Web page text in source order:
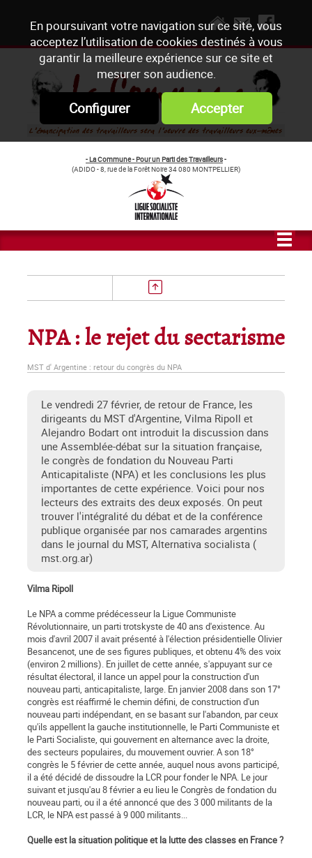
En poursuivant votre navigation sur ce site, vous
acceptez l’utilisation de cookies destinés à vous
garantir la meilleure expérience sur ce site et
mesurer son audience.
Configurer Accepter
- La Commune - Pour un Parti des Travailleurs-
(ADIDO - 8, rue de la Forêt Noire 34 080 MONTPELLIER)
NPA : le rejet du sectarisme
MST d' Argentine : retour du congrès du NPA
Le vendredi 27 février, de retour de France, les
dirigeants du MST d'Argentine, Vilma Ripoll et
Alejandro Bodart ont introduit la discussion dans
une Assemblée-débat sur la situation française,
le congrès de fondation du Nouveau Parti
Anticapitaliste (NPA) et les conclusions les plus
importantes de cette expérience. Voici pour nos
lecteurs des extraits des deux exposés. On peut
trouver l'intégralité du débat et de la conférence
publique organisée par nos camarades argentins
dans le journal du MST, Alternativa socialista (
mst.org.ar)
Vilma Ripoll
Le NPA a comme prédécesseur la Ligue Communiste
Révolutionnaire, un parti trotskyste de 40 ans d'existence. Au
mois d'avril 2007 il avait présenté à l'élection présidentielle Olivier
Besancenot, une de ses figures publiques, et obtenu 4% des voix
(environ 2 millions). En juillet de cette année, s'appuyant sur ce
résultat électoral, il lance un appel pour la construction d'un
nouveau parti, anticapitaliste, large. En janvier 2008 dans son 17°
congrès est réaffirmé le chemin défini, de construction d'un
nouveau parti indépendant, en se basant sur l'abandon, par ceux
qu'ils appellent la gauche institutionnelle, le Parti Communiste et
le Parti Socialiste, qui gouvernent en alternance avec la droite,
des secteurs populaires, du mouvement ouvrier. A son 18°
congrès le 5 février de cette année, auquel nous avons participé,
il a été décidé de dissoudre la LCR pour fonder le NPA. Le jour
suivant et jusqu'au 8 février a eu lieu le Congrès de fondation du
nouveau parti, ou il a été annoncé que des 3 000 militants de la
LCR, le NPA est passé à 9 000 militants...
Quelle est la situation politique et la lutte des classes en France ?